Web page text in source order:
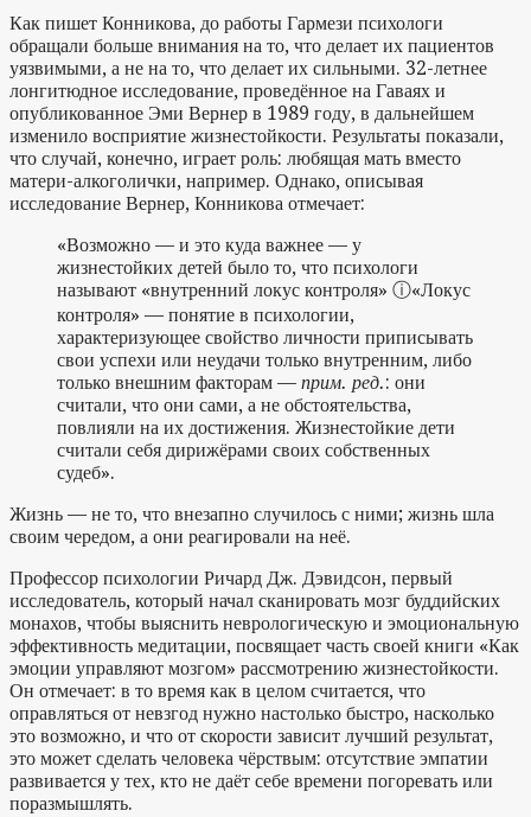
Как пишет Конникова, до работы Гармези психологи
обращали больше внимания на то, что делает их пациентов
уязвимыми, а не на то, что делает их сильными. 32-летнее
лонгитюдное исследование, проведённое на Гаваях и
опубликованное Эми Вернер в 1989 году, в дальнейшем
изменило восприятие жизнестойкости. Результаты показали,
что случай, конечно, играет роль: любящая мать вместо
матери-алкоголички, например. Однако, описывая
исследование Вернер, Конникова отмечает:
«Возможно — и это куда важнее — у
жизнестойких детей было то, что психологи
называют «внутренний локус контроля» ⓘ«Локус
контроля» — понятие в психологии,
характеризующее свойство личности приписывать
свои успехи или неудачи только внутренним, либо
только внешним факторам — прим. ред.: они
считали, что они сами, а не обстоятельства,
повлияли на их достижения. Жизнестойкие дети
считали себя дирижёрами своих собственных
судеб».
Жизнь — не то, что внезапно случилось с ними; жизнь шла
своим чередом, а они реагировали на неё.
Профессор психологии Ричард Дж. Дэвидсон, первый
исследователь, который начал сканировать мозг буддийских
монахов, чтобы выяснить неврологическую и эмоциональную
эффективность медитации, посвящает часть своей книги «Как
эмоции управляют мозгом» рассмотрению жизнестойкости.
Он отмечает: в то время как в целом считается, что
оправляться от невзгод нужно настолько быстро, насколько
это возможно, и что от скорости зависит лучший результат,
это может сделать человека чёрствым: отсутствие эмпатии
развивается у тех, кто не даёт себе времени погоревать или
поразмышлять.